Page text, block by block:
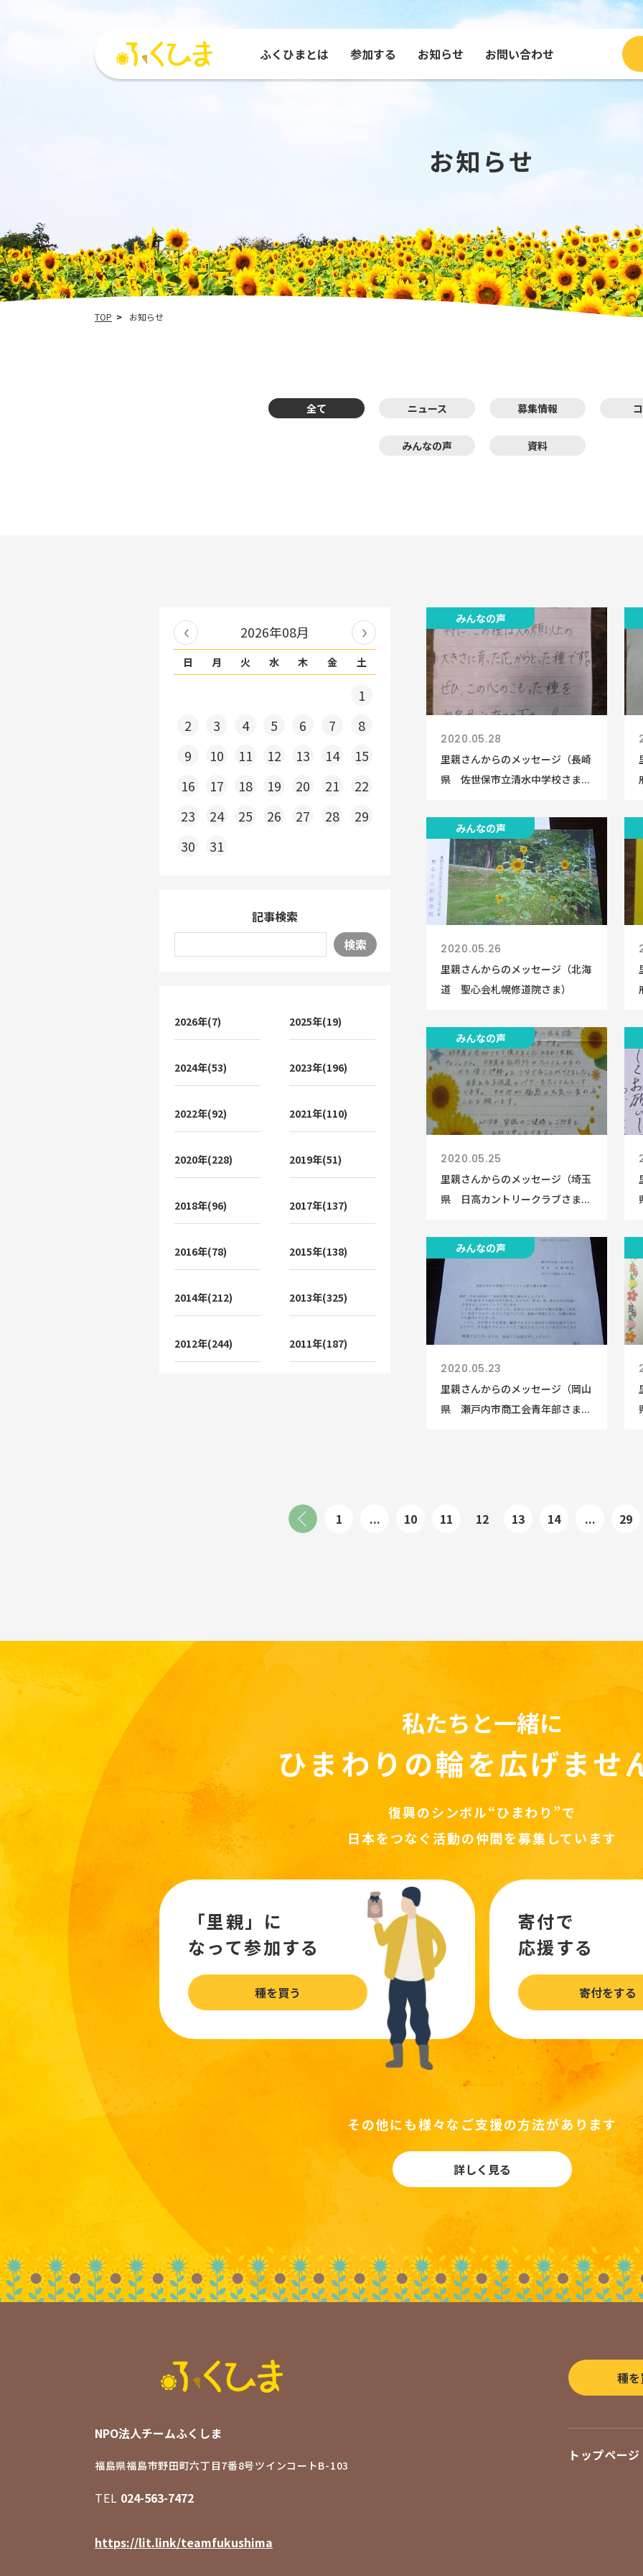
ふくひまとは 参加する お知らせ お問い合わせ
お知らせ
TOP お知らせ
全て ニュース 募集情報
みんなの声 資料
みんなの声
2020.05.28
里親さんからのメッセージ（長崎
県 佐世保市立清水中学校さま...
みんなの声
2020.05.26
里親さんからのメッセージ（北海
道 聖心会札幌修道院さま）
みんなの声
2020.05.25
里親さんからのメッセージ（埼玉
県 日高カントリークラブさま...
みんなの声
2020.05.23
里親さんからのメッセージ（岡山
県 瀬戸内市商工会青年部さま...
2026年08月
日 月 火 水 木 金 土
1
2
3 4 5 6 7
8
9
10 11 12 13 14
15
16
17 18 19 20 21
22
23
24 25 26 27 28
29
30
31
記事検索
検索
2026年(7) 2025年(19)
2024年(53) 2023年(196)
2022年(92) 2021年(110)
2020年(228) 2019年(51)
2018年(96) 2017年(137)
2016年(78) 2015年(138)
2014年(212) 2013年(325)
2012年(244) 2011年(187)
1 ... 10 11 12 13 14 ... 29
私たちと一緒に
ひまわりの輪を広げませ
復興のシンボル“ひまわり”で
日本をつなぐ活動の仲間を募集しています
「里親」に
なって参加する
種を買う
寄付で
応援する
寄付をする
その他にも様々なご支援の方法があります
詳しく見る
NPO法人チームふくしま
福島県福島市野田町六丁目7番8号ツインコートB-103
TEL 024-563-7472
https://lit.link/teamfukushima
種
トップページ